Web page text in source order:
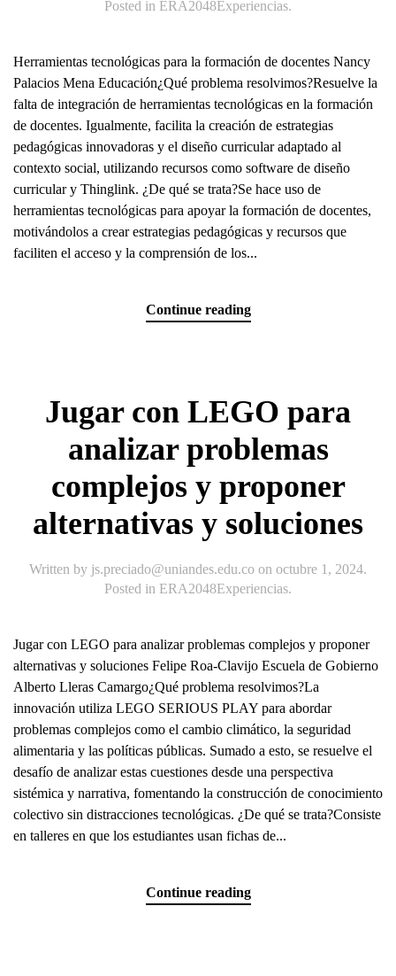
Posted in ERA2048Experiencias.
Herramientas tecnológicas para la formación de docentes Nancy
Palacios Mena Educación¿Qué problema resolvimos?Resuelve la
falta de integración de herramientas tecnológicas en la formación
de docentes. Igualmente, facilita la creación de estrategias
pedagógicas innovadoras y el diseño curricular adaptado al
contexto social, utilizando recursos como software de diseño
curricular y Thinglink. ¿De qué se trata?Se hace uso de
herramientas tecnológicas para apoyar la formación de docentes,
motivándolos a crear estrategias pedagógicas y recursos que
faciliten el acceso y la comprensión de los...
Continue reading
Jugar con LEGO para
analizar problemas
complejos y proponer
alternativas y soluciones
Written by js.preciado@uniandes.edu.co on octubre 1, 2024.
Posted in ERA2048Experiencias.
Jugar con LEGO para analizar problemas complejos y proponer
alternativas y soluciones Felipe Roa-Clavijo Escuela de Gobierno
Alberto Lleras Camargo¿Qué problema resolvimos?La
innovación utiliza LEGO SERIOUS PLAY para abordar
problemas complejos como el cambio climático, la seguridad
alimentaria y las políticas públicas. Sumado a esto, se resuelve el
desafío de analizar estas cuestiones desde una perspectiva
sistémica y narrativa, fomentando la construcción de conocimiento
colectivo sin distracciones tecnológicas. ¿De qué se trata?Consiste
en talleres en que los estudiantes usan fichas de...
Continue reading